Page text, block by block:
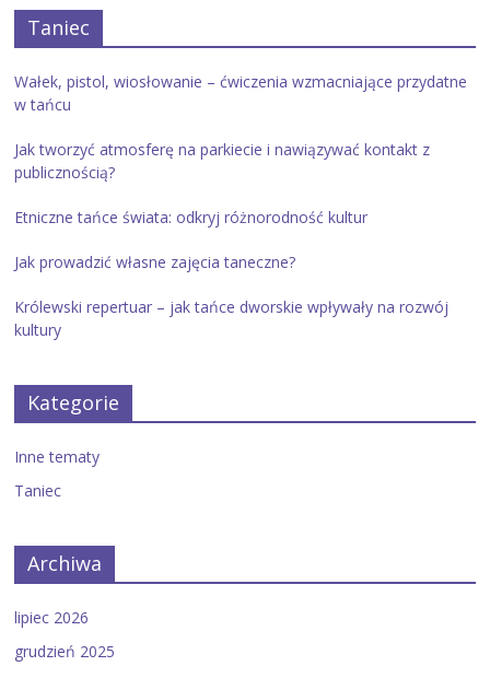
Taniec
Wałek, pistol, wiosłowanie – ćwiczenia wzmacniające przydatne
w tańcu
Jak tworzyć atmosferę na parkiecie i nawiązywać kontakt z
publicznością?
Etniczne tańce świata: odkryj różnorodność kultur
Jak prowadzić własne zajęcia taneczne?
Królewski repertuar – jak tańce dworskie wpływały na rozwój
kultury
Kategorie
Inne tematy
Taniec
Archiwa
lipiec 2026
grudzień 2025